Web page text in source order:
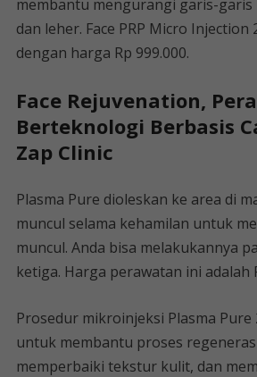
membantu mengurangi garis-garis
dan leher. Face PRP Micro Injection
dengan harga Rp 999.000.
Face Rejuvenation,
Berteknologi Berbasis
Zap Clinic
Plasma Pure dioleskan ke area di
muncul selama kehamilan untuk
muncul. Anda bisa melakukannya
ketiga. Harga perawatan ini adalah
Prosedur mikroinjeksi Plasma Pure
untuk membantu proses
memperbaiki tekstur kulit, dan